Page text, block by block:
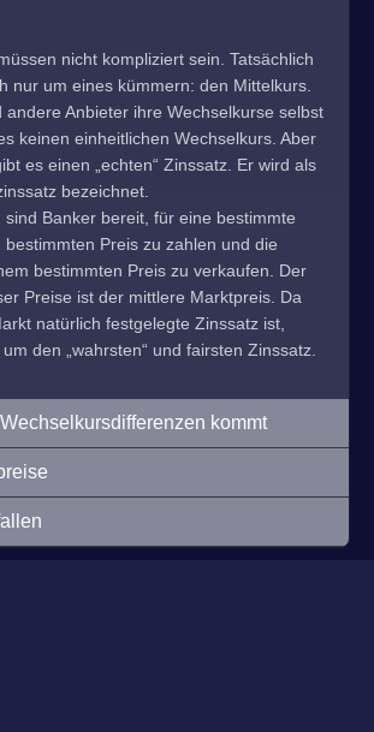
nicht kompliziert sein. Tatsächlich
nur um eines kümmern: den Mittelkurs.
andere Anbieter ihre Wechselkurse selbst
keinen einheitlichen Wechselkurs. Aber
es einen „echten“ Zinssatz. Er wird als
bezeichnet.
sind Banker bereit, für eine bestimmte
Preis zu zahlen und die
bestimmten Preis zu verkaufen. Der
Preise ist der mittlere Marktpreis. Da
natürlich festgelegte Zinssatz ist,
den „wahrsten“ und fairsten Zinssatz.
kommt